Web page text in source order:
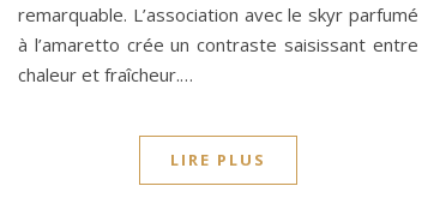
remarquable. L’association avec le skyr parfumé
à l’amaretto crée un contraste saisissant entre
chaleur et fraîcheur.…
LIRE PLUS